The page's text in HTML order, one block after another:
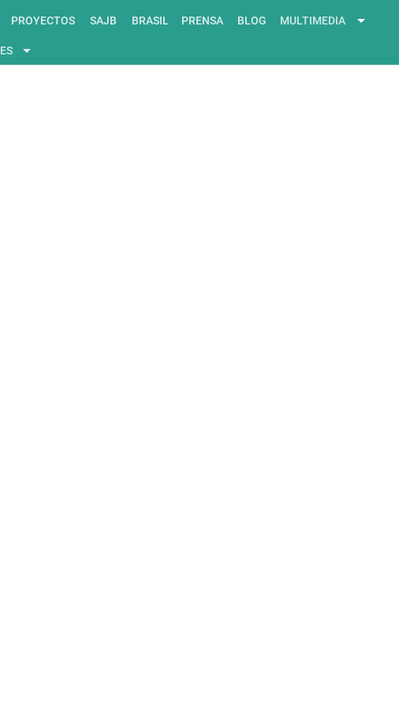
PROYECTOS SAJB BRASIL PRENSA BLOG MULTIMEDIA arrow_drop_down
ES arrow_drop_down